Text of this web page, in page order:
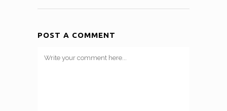
POST A COMMENT